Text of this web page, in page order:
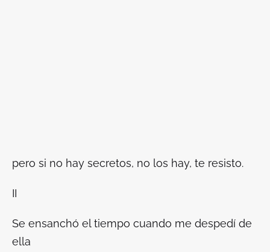
pero si no hay secretos, no los hay, te resisto.
II
Se ensanchó el tiempo cuando me despedí de
ella